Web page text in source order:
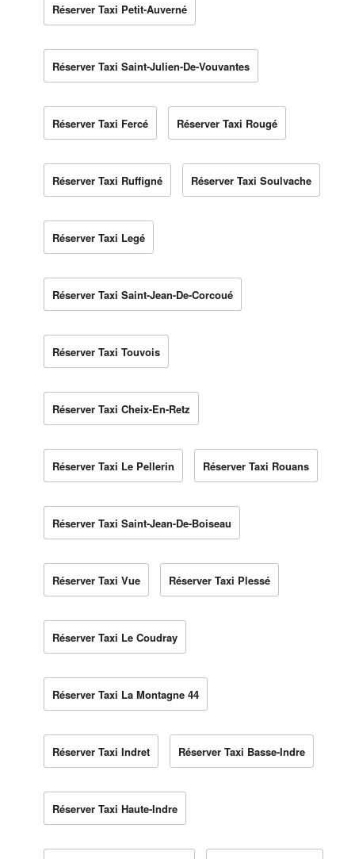
Réserver Taxi Petit-Auverné
Réserver Taxi Saint-Julien-De-Vouvantes
Réserver Taxi Fercé Réserver Taxi Rougé
Réserver Taxi Ruffigné Réserver Taxi Soulvache
Réserver Taxi Legé
Réserver Taxi Saint-Jean-De-Corcoué
Réserver Taxi Touvois
Réserver Taxi Cheix-En-Retz
Réserver Taxi Le Pellerin Réserver Taxi Rouans
Réserver Taxi Saint-Jean-De-Boiseau
Réserver Taxi Vue Réserver Taxi Plessé
Réserver Taxi Le Coudray
Réserver Taxi La Montagne 44
Réserver Taxi Indret Réserver Taxi Basse-Indre
Réserver Taxi Haute-Indre